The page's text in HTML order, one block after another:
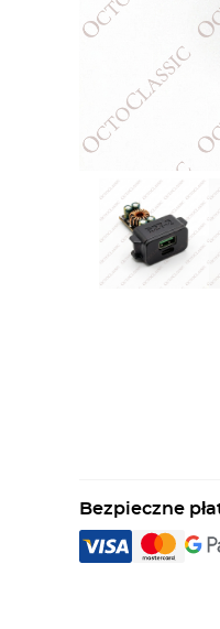
Bezpieczne